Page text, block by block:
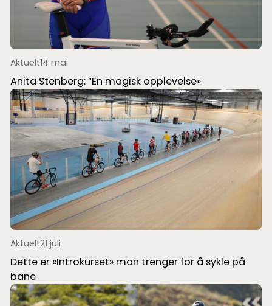
Aktuelt14 mai
Anita Stenberg: “En magisk opplevelse»
Aktuelt21 juli
Dette er «Introkurset» man trenger for å sykle på
bane